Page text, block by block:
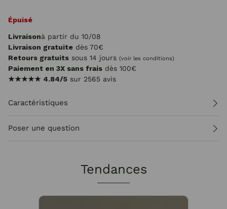
Épuisé
Livraisonà partir du 10/08
Livraison gratuite dès 70€
Retours gratuits sous 14 jours (voir les conditions)
Paiement en 3X sans frais dès 100€
★★★★★ 4.84/5 sur 2565 avis
Caractéristiques
Poser une question
Tendances